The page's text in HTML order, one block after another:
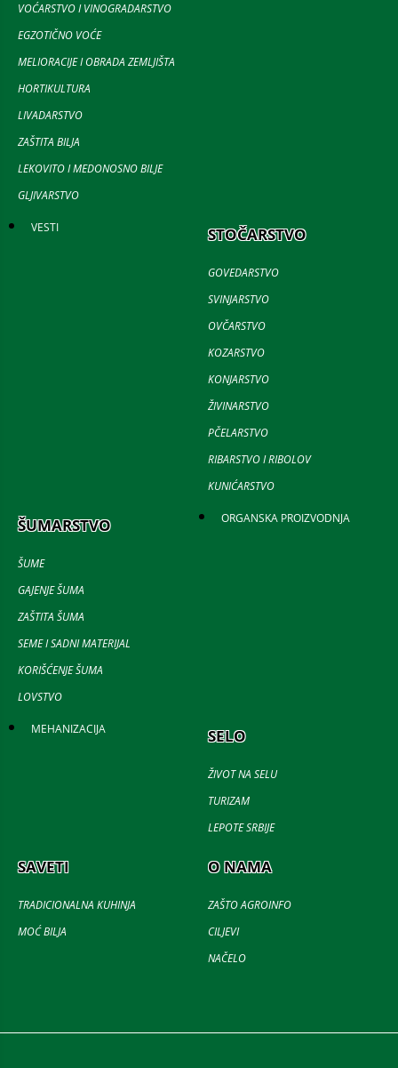
VOĆARSTVO I VINOGRADARSTVO
EGZOTIČNO VOĆE
MELIORACIJE I OBRADA ZEMLJIŠTA
HORTIKULTURA
LIVADARSTVO
ZAŠTITA BILJA
LEKOVITO I MEDONOSNO BILJE
GLJIVARSTVO
VESTI STOČARSTVO
GOVEDARSTVO
SVINJARSTVO
OVČARSTVO
KOZARSTVO
KONJARSTVO
ŽIVINARSTVO
PČELARSTVO
RIBARSTVO I RIBOLOV
KUNIĆARSTVO
ŠUMARSTVO
ŠUME
GAJENJE ŠUMA
ZAŠTITA ŠUMA
SEME I SADNI MATERIJAL
KORIŠĆENJE ŠUMA
LOVSTVO
ORGANSKA PROIZVODNJA
MEHANIZACIJA SELO
ŽIVOT NA SELU
TURIZAM
LEPOTE SRBIJE
SAVETI
TRADICIONALNA KUHINJA
MOĆ BILJA
O NAMA
ZAŠTO AGROINFO
CILJEVI
NAČELO